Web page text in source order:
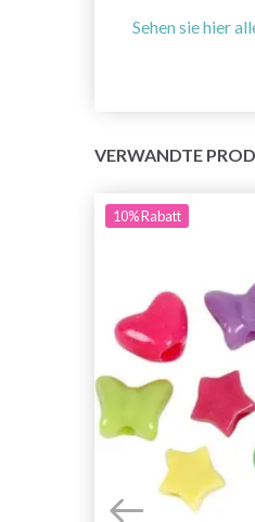
Sehen sie hier
VERWANDTE
10%Rabatt